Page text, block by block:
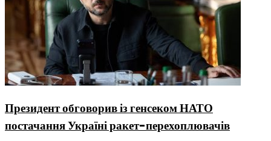
Президент обговорив із генсеком НАТО
постачання Україні ракет-перехоплювачів